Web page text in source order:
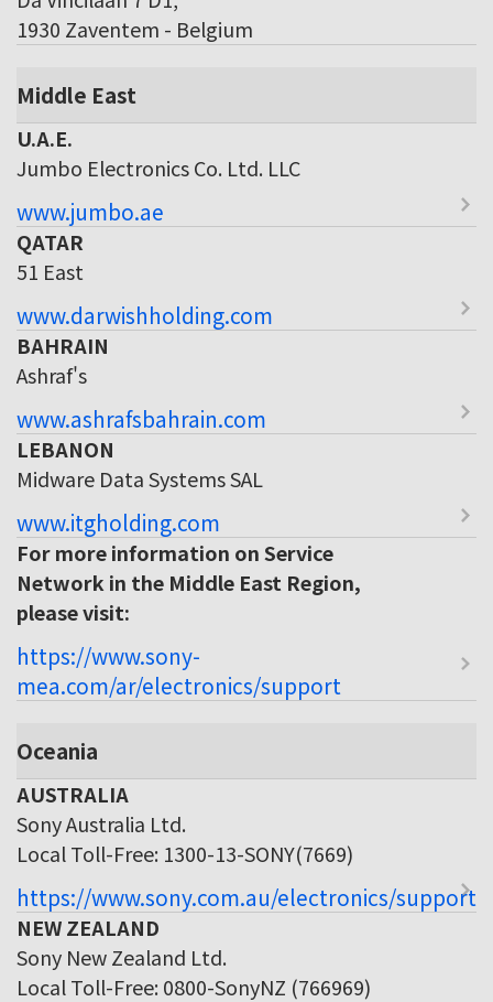
1930 Zaventem - Belgium
Middle East
U.A.E.
Jumbo Electronics Co. Ltd. LLC
www.jumbo.ae
QATAR
51 East
www.darwishholding.com
BAHRAIN
Ashraf's
www.ashrafsbahrain.com
LEBANON
Midware Data Systems SAL
www.itgholding.com
For more information on Service
Network in the Middle East Region,
please visit:
https://www.sony-
mea.com/ar/electronics/support
Oceania
AUSTRALIA
Sony Australia Ltd.
Local Toll-Free: 1300-13-SONY(7669)
https://www.sony.com.au/electronics/support
NEW ZEALAND
Sony New Zealand Ltd.
Local Toll-Free: 0800-SonyNZ (766969)